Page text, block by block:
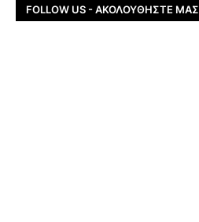
FOLLOW US - ΑΚΟΛΟΥΘΉΣΤΕ ΜΑΣ